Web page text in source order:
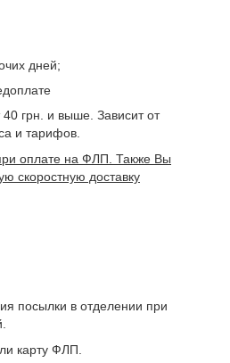
дней;
40 грн. и выше. Зависит от
и тарифов.
оплате на ФЛП. Также Вы
скоростную доставку
посылки в отделении при
карту ФЛП.